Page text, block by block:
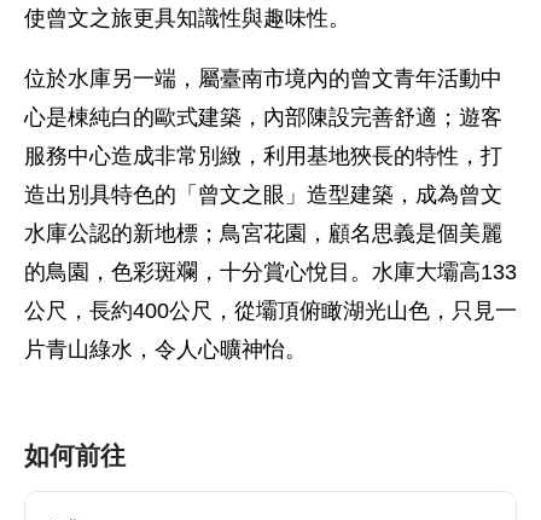
使曾文之旅更具知識性與趣味性。
位於水庫另一端，屬臺南市境內的曾文青年活動中
心是棟純白的歐式建築，內部陳設完善舒適；遊客
服務中心造成非常別緻，利用基地狹長的特性，打
造出別具特色的「曾文之眼」造型建築，成為曾文
水庫公認的新地標；鳥宮花園，顧名思義是個美麗
的鳥園，色彩斑斕，十分賞心悅目。水庫大壩高133
公尺，長約400公尺，從壩頂俯瞰湖光山色，只見一
片青山綠水，令人心曠神怡。
如何前往